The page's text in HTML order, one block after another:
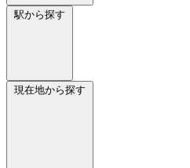
駅から探す
現在地から探す